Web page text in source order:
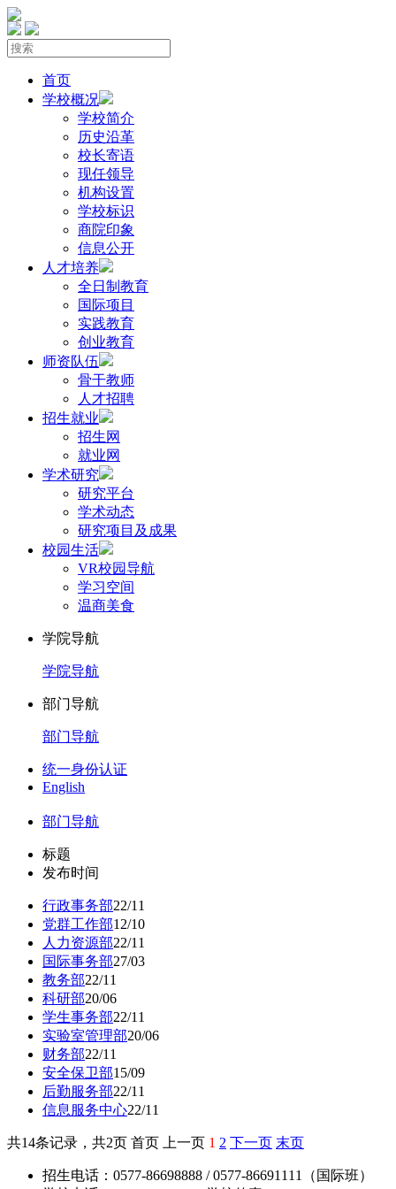
首页
学校概况
学校简介
历史沿革
校长寄语
现任领导
机构设置
学校标识
商院印象
信息公开
人才培养
全日制教育
国际项目
实践教育
创业教育
师资队伍
骨干教师
人才招聘
招生就业
招生网
就业网
学术研究
研究平台
学术动态
研究项目及成果
校园生活
VR校园导航
学习空间
温商美食
学院导航
学院导航
部门导航
部门导航
统一身份认证
English
部门导航
标题
发布时间
行政事务部22/11
党群工作部12/10
人力资源部22/11
国际事务部27/03
教务部22/11
科研部20/06
学生事务部22/11
实验室管理部20/06
财务部22/11
安全保卫部15/09
后勤服务部22/11
信息服务中心22/11
共14条记录，共2页 首页 上一页 1 2 下一页 末页
招生电话：0577-86698888 / 0577-86691111（国际班）